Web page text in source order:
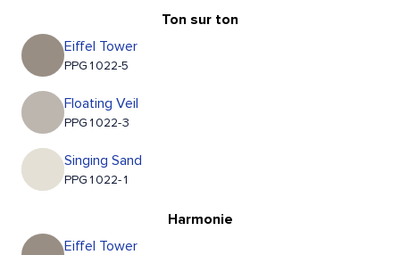
Ton sur ton
Eiffel Tower
PPG1022-5
Floating Veil
PPG1022-3
Singing Sand
PPG1022-1
Harmonie
Eiffel Tower